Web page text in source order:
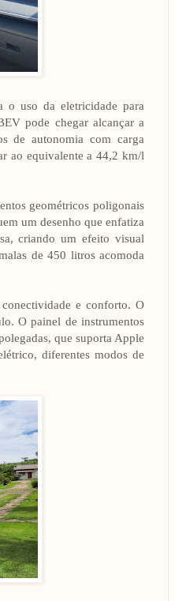
uso da eletricidade para
pode chegar alcançar a
de autonomia com carga
ao equivalente a 44,2 km/l
geométricos poligonais
um desenho que enfatiza
criando um efeito visual
de 450 litros acomoda
e conforto. O
O painel de instrumentos
que suporta Apple
diferentes modos de